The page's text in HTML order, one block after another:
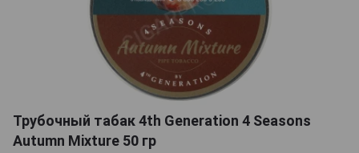
Трубочный табак 4th Generation 4 Seasons
Autumn Mixture 50 гр